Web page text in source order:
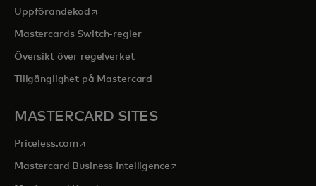
Uppförandekod opens in a new tab
Mastercards Switch-regler
Översikt över regelverket
Tillgänglighet på Mastercard
MASTERCARD SITES
Priceless.com opens in a new tab
Mastercard Business Intelligenceopens in a new tab